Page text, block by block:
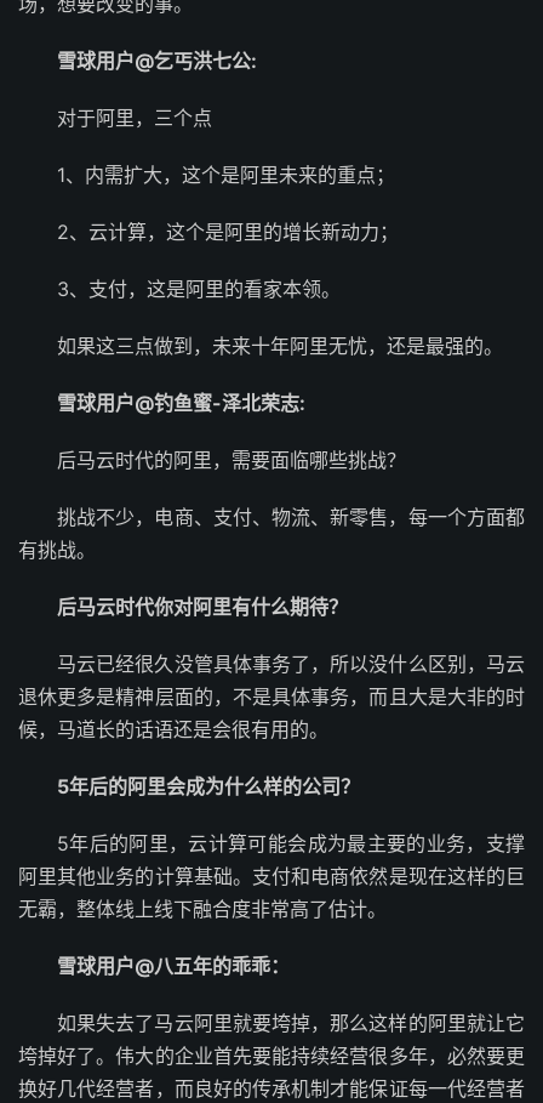
雪球用户@乞丐洪七公:
对于阿里，三个点
1、内需扩大，这个是阿里未来的重点；
2、云计算，这个是阿里的增长新动力；
3、支付，这是阿里的看家本领。
如果这三点做到，未来十年阿里无忧，还是最强的。
雪球用户@钓鱼蜜-泽北荣志:
后马云时代的阿里，需要面临哪些挑战？
挑战不少，电商、支付、物流、新零售，每一个方面都
有挑战。
后马云时代你对阿里有什么期待？
马云已经很久没管具体事务了，所以没什么区别，马云
退休更多是精神层面的，不是具体事务，而且大是大非的时
候，马道长的话语还是会很有用的。
5年后的阿里会成为什么样的公司？
5年后的阿里，云计算可能会成为最主要的业务，支撑
阿里其他业务的计算基础。支付和电商依然是现在这样的巨
无霸，整体线上线下融合度非常高了估计。
雪球用户@八五年的乖乖：
如果失去了马云阿里就要垮掉，那么这样的阿里就让它
垮掉好了。伟大的企业首先要能持续经营很多年，必然要更
换好几代经营者，而良好的传承机制才能保证每一代经营者